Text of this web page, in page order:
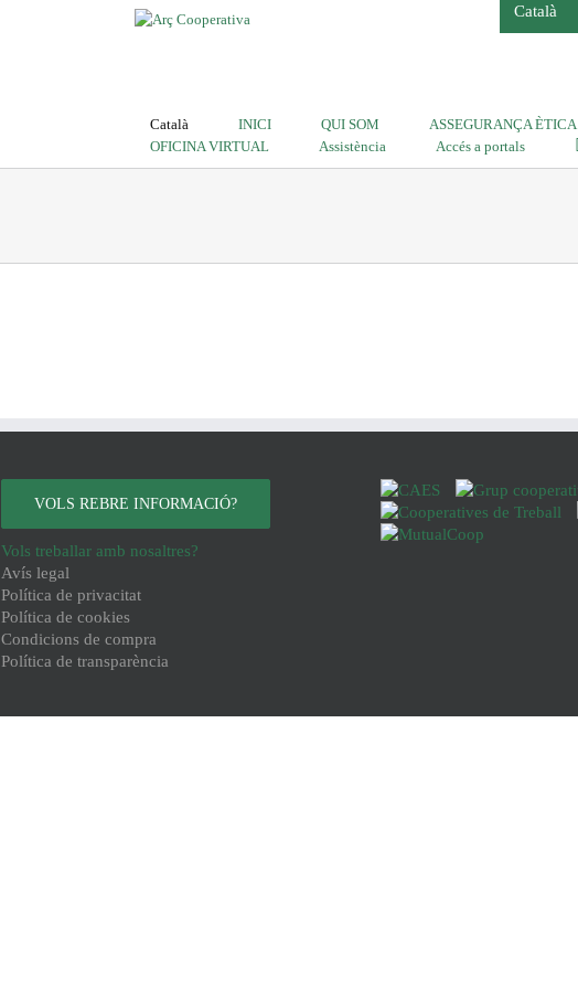
Català
Català INICI QUI SOM ASSEGURANÇA ÈTICA
OFICINA VIRTUAL
Assistència Accés a portals
VOLS REBRE INFORMACIÓ?
Vols treballar amb nosaltres?
Avís legal
Política de privacitat
Política de cookies
Condicions de compra
Política de transparència